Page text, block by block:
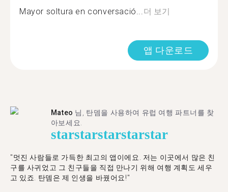
Mayor soltura en conversació...더 보기
앱 다운로드
Mateo 님, 탄뎀을 사용하여 유럽 여행 파트너를 찾
아보세요.
starstarstarstarstar
"멋진 사람들로 가득한 최고의 앱이에요. 저는 이곳에서 많은 친
구를 사귀었고 그 친구들을 직접 만나기 위해 여행 계획도 세우
고 있죠. 탄뎀은 제 인생을 바꿨어요!"